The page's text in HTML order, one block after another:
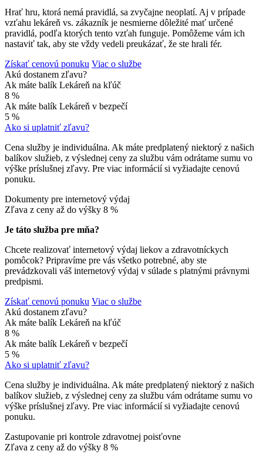
Hrať hru, ktorá nemá pravidlá, sa zvyčajne neoplatí. Aj v prípade
vzťahu lekáreň vs. zákazník je nesmierne dôležité mať určené
pravidlá, podľa ktorých tento vzťah funguje. Pomôžeme vám ich
nastaviť tak, aby ste vždy vedeli preukázať, že ste hrali fér.
Získať cenovú ponuku Viac o službe
Akú dostanem zľavu?
Ak máte balík Lekáreň na kľúč
8 %
Ak máte balík Lekáreň v bezpečí
5 %
Ako si uplatniť zľavu?
Cena služby je individuálna. Ak máte predplatený niektorý z našich
balíkov služieb, z výslednej ceny za službu vám odrátame sumu vo
výške príslušnej zľavy. Pre viac informácií si vyžiadajte cenovú
ponuku.
Dokumenty pre internetový výdaj
Zľava z ceny až do výšky 8 %
Je táto služba pre mňa?
Chcete realizovať internetový výdaj liekov a zdravotníckych
pomôcok? Pripravíme pre vás všetko potrebné, aby ste
prevádzkovali váš internetový výdaj v súlade s platnými právnymi
predpismi.
Získať cenovú ponuku Viac o službe
Akú dostanem zľavu?
Ak máte balík Lekáreň na kľúč
8 %
Ak máte balík Lekáreň v bezpečí
5 %
Ako si uplatniť zľavu?
Cena služby je individuálna. Ak máte predplatený niektorý z našich
balíkov služieb, z výslednej ceny za službu vám odrátame sumu vo
výške príslušnej zľavy. Pre viac informácií si vyžiadajte cenovú
ponuku.
Zastupovanie pri kontrole zdravotnej poisťovne
Zľava z ceny až do výšky 8 %